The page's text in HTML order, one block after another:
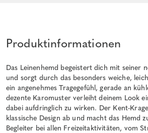
Produktinformationen
Das Leinenhemd begeistert dich mit seiner
und sorgt durch das besonders weiche,
ein angenehmes Tragegefühl, gerade an
dezente Karomuster verleiht deinem Look
dabei aufdringlich zu wirken. Der Kent-
klassische Design ab und macht das Hemd
Begleiter bei allen Freizeitaktivitäten, vom